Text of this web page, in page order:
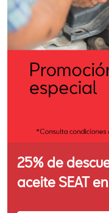
25% de
aceite SEAT